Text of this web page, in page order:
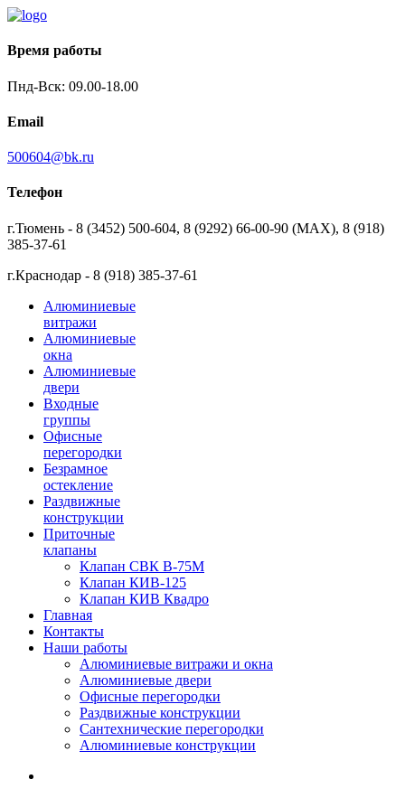
Время работы
Пнд-Вск: 09.00-18.00
Email
500604@bk.ru
Телефон
г.Тюмень - 8 (3452) 500-604, 8 (9292) 66-00-90 (MAX), 8 (918)
385-37-61
г.Краснодар - 8 (918) 385-37-61
Алюминиевые
витражи
Алюминиевые
окна
Алюминиевые
двери
Входные
группы
Офисные
перегородки
Безрамное
остекление
Раздвижные
конструкции
Приточные
клапаны
Клапан СВК В-75М
Клапан КИВ-125
Клапан КИВ Квадро
Главная
Контакты
Наши работы
Алюминиевые витражи и окна
Алюминиевые двери
Офисные перегородки
Раздвижные конструкции
Сантехнические перегородки
Алюминиевые конструкции